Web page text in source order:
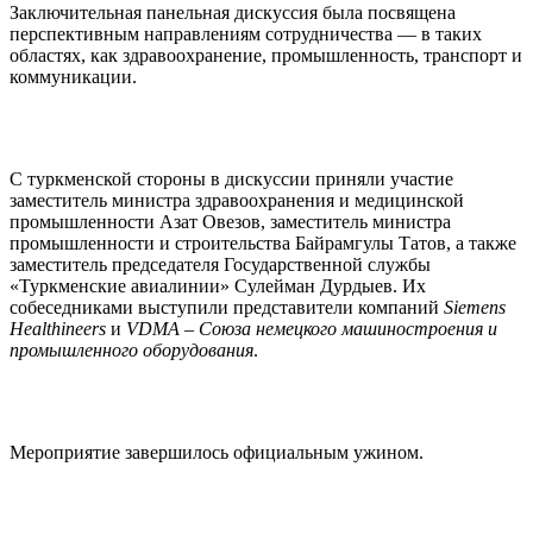
Заключительная панельная дискуссия была посвящена
перспективным направлениям сотрудничества — в таких
областях, как здравоохранение, промышленность, транспорт и
коммуникации.
С туркменской стороны в дискуссии приняли участие
заместитель министра здравоохранения и медицинской
промышленности Азат Овезов, заместитель министра
промышленности и строительства Байрамгулы Татов, а также
заместитель председателя Государственной службы
«Туркменские авиалинии» Сулейман Дурдыев. Их
собеседниками выступили представители компаний Siemens
Healthineers и VDMA – Союза немецкого машиностроения и
промышленного оборудования.
Мероприятие завершилось официальным ужином.